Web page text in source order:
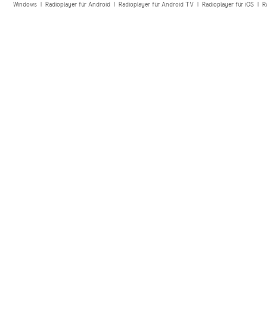
Windows| Radioplayer für Android| Radioplayer für Android TV| Radioplayer für iOS|